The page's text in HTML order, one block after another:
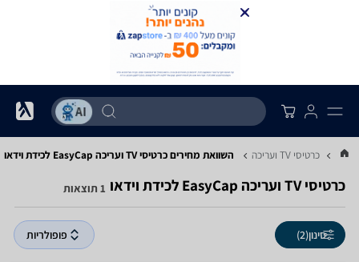
... כרטיסי TV ועריכה השוואת מחירים כרטיסי TV ועריכה ‏EasyCap ‏לכידת וידאו
כרטיסי TV ועריכה ‏EasyCap ‏לכידת וידאו 1 תוצאות
סינון(2) פופולריות